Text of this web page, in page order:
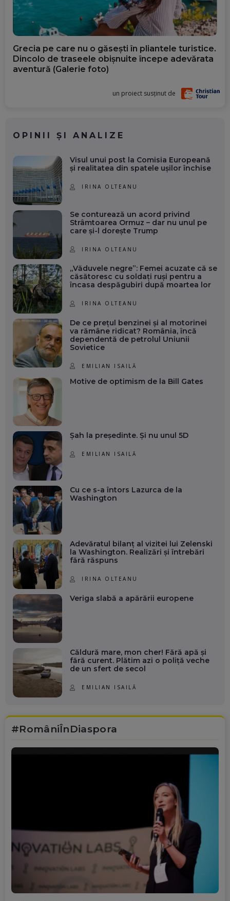
Grecia pe care nu o găsești în pliantele turistice.
Dincolo de traseele obișnuite începe adevărata
aventură (Galerie foto)
un proiect susținut de
OPINII ȘI ANALIZE
Visul unui post la Comisia Europeană
și realitatea din spatele ușilor închise
IRINA OLTEANU
Se conturează un acord privind
Strâmtoarea Ormuz – dar nu unul pe
care și-l dorește Trump
IRINA OLTEANU
„Văduvele negre”: Femei acuzate că se
căsătoresc cu soldați ruși pentru a
încasa despăgubiri după moartea lor
IRINA OLTEANU
De ce prețul benzinei și al motorinei
va rămâne ridicat? România, încă
dependentă de petrolul Uniunii
Sovietice
EMILIAN ISAILĂ
Motive de optimism de la Bill Gates
Șah la președinte. Și nu unul 5D
EMILIAN ISAILĂ
Cu ce s-a întors Lazurca de la
Washington
Adevăratul bilanț al vizitei lui Zelenski
la Washington. Realizări și întrebări
fără răspuns
IRINA OLTEANU
Veriga slabă a apărării europene
Căldură mare, mon cher! Fără apă și
fără curent. Plătim azi o poliță veche
de un sfert de secol
EMILIAN ISAILĂ
#RomâniÎnDiaspora